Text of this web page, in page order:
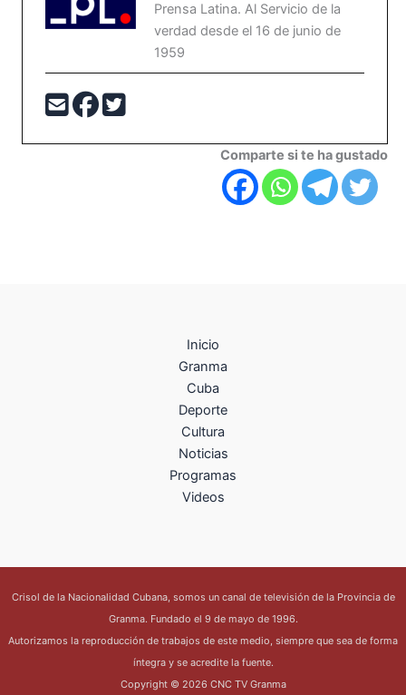
Prensa Latina. Al Servicio de la
verdad desde el 16 de junio de
1959
Comparte si te ha gustado
Inicio
Granma
Cuba
Deporte
Cultura
Noticias
Programas
Videos
Crisol de la Nacionalidad Cubana, somos un canal de televisión de la Provincia de
Granma. Fundado el 9 de mayo de 1996.
Autorizamos la reproducción de trabajos de este medio, siempre que sea de forma
íntegra y se acredite la fuente.
Copyright © 2026 CNC TV Granma